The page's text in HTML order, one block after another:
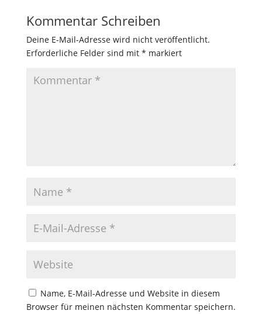
Kommentar Schreiben
Deine E-Mail-Adresse wird nicht veröffentlicht.
Erforderliche Felder sind mit * markiert
Name, E-Mail-Adresse und Website in diesem
Browser für meinen nächsten Kommentar speichern.